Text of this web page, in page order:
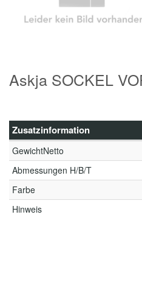
Askja SOCKEL
Zusatzinformation
GewichtNetto
Abmessungen H/B/T
Farbe
Hinweis